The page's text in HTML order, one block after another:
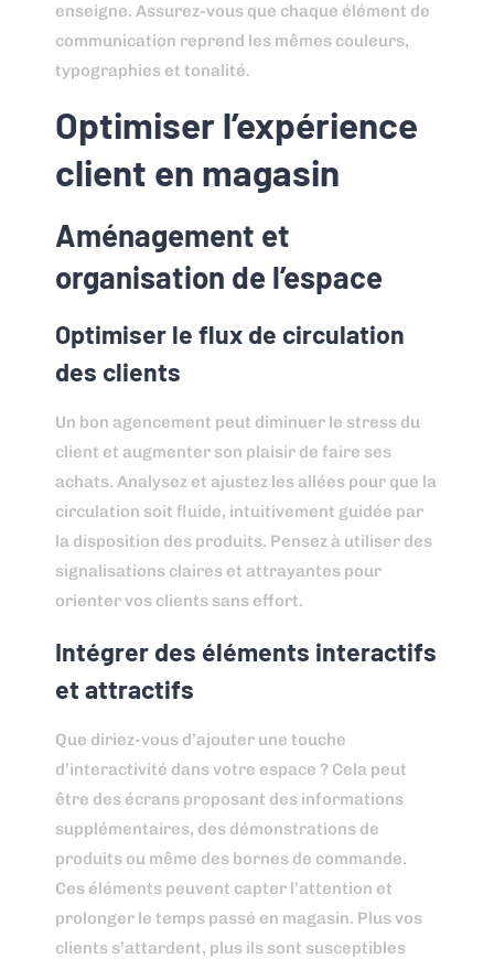
enseigne. Assurez-vous que chaque élément de
communication reprend les mêmes couleurs,
typographies et tonalité.
Optimiser l’expérience
client en magasin
Aménagement et
organisation de l’espace
Optimiser le flux de circulation
des clients
Un bon agencement peut diminuer le stress du
client et augmenter son plaisir de faire ses
achats. Analysez et ajustez les allées pour que la
circulation soit fluide, intuitivement guidée par
la disposition des produits. Pensez à utiliser des
signalisations claires et attrayantes pour
orienter vos clients sans effort.
Intégrer des éléments interactifs
et attractifs
Que diriez-vous d’ajouter une touche
d’interactivité dans votre espace ? Cela peut
être des écrans proposant des informations
supplémentaires, des démonstrations de
produits ou même des bornes de commande.
Ces éléments peuvent capter l’attention et
prolonger le temps passé en magasin. Plus vos
clients s’attardent, plus ils sont susceptibles